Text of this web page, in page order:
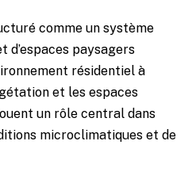
comme un système
d’espaces paysagers
résidentiel à
et les espaces
un rôle central dans
microclimatiques et de